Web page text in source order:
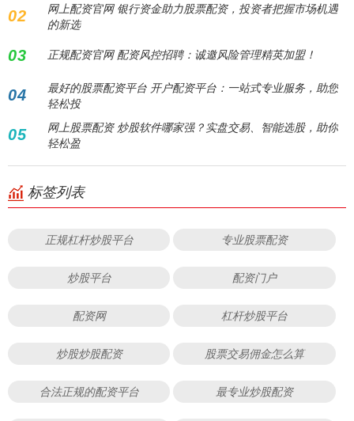
02
网上配资官网 银行资金助力股票配资，投资者把握市场机遇
的新选
03 正规配资官网 配资风控招聘：诚邀风险管理精英加盟！
04
最好的股票配资平台 开户配资平台：一站式专业服务，助您
轻松投
05
网上股票配资 炒股软件哪家强？实盘交易、智能选股，助你
轻松盈
标签列表
正规杠杆炒股平台 专业股票配资
炒股平台 配资门户
配资网 杠杆炒股平台
炒股炒股配资 股票交易佣金怎么算
合法正规的配资平台 最专业炒股配资